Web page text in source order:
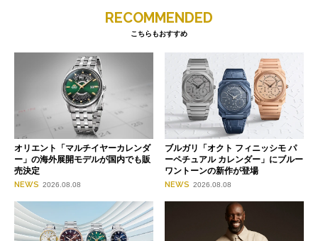
RECOMMENDED
こちらもおすすめ
オリエント「マルチイヤーカレンダ
ー」の海外展開モデルが国内でも販
売決定
NEWS 2026.08.08
ブルガリ「オクト フィニッシモ パ
ーペチュアル カレンダー」にブルー
ワントーンの新作が登場
NEWS 2026.08.08